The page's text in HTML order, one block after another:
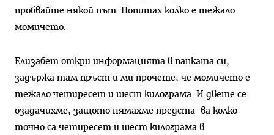
пробвайте някой път. Попитах колко е тежало
момичето.
Елизабет откри информацията в папката си,
задържа там пръст и ми прочете, че момичето е
тежало четиресет и шест килограма. И двете се
озадачихме, защото нямахме предста-ва колко
точно са четиресет и шест килограма в